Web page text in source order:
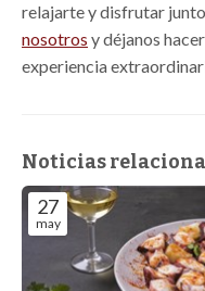
relajarte y disfrutar junto
nosotros y déjanos
experiencia
Noticias
27
may